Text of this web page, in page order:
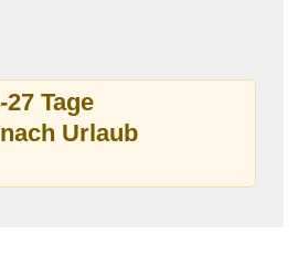
Tage
Urlaub